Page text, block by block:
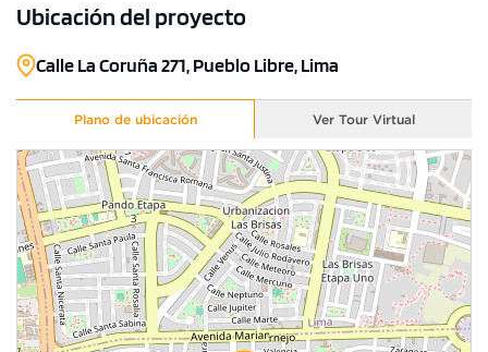
1 unidad disponible
S/ 482,000
Modelo TIPO 7 - B
77.50 m² Piso 11
1 dorms. 1 baño
COTIZAR AHORA
Ubicación del proyecto
Calle La Coruña 271, Pueblo Libre, Lima
Plano de ubicación Ver Tour Virtual